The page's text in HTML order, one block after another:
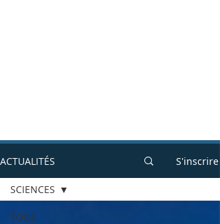
ACTUALITÉS S'inscrire
TOUS
SCIENCES